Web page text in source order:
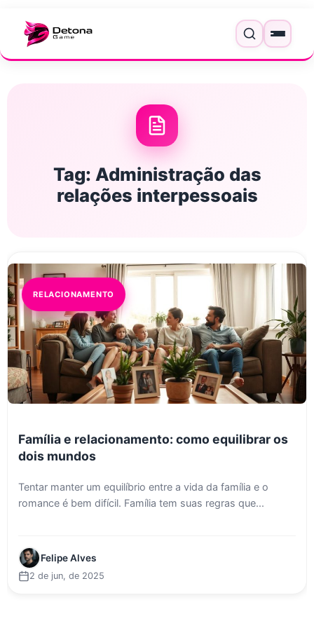
Menu
Tag: Administração das
relações interpessoais
RELACIONAMENTO
Família e relacionamento: como equilibrar os
dois mundos
Tentar manter um equilíbrio entre a vida da família e o
romance é bem difícil. Família tem suas regras que...
Felipe Alves
2 de jun, de 2025